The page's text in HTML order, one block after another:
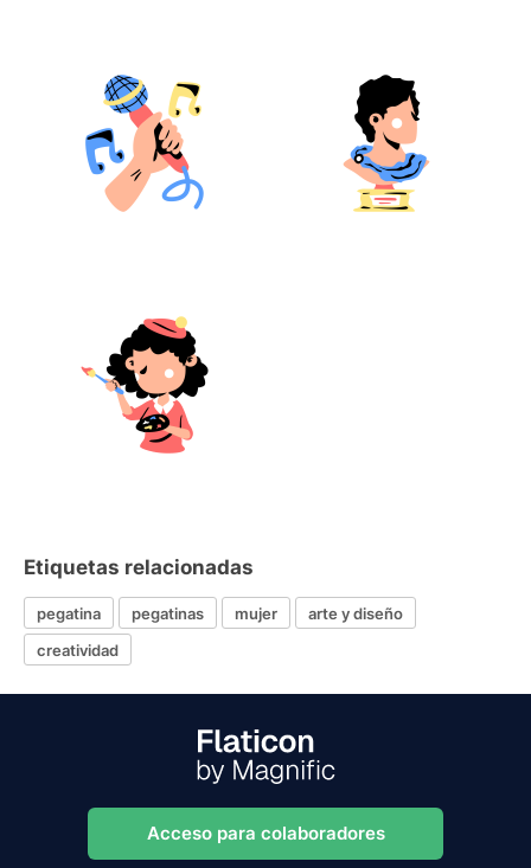
Etiquetas relacionadas
pegatina pegatinas mujer
arte y diseño
creatividad
Acceso para colaboradores